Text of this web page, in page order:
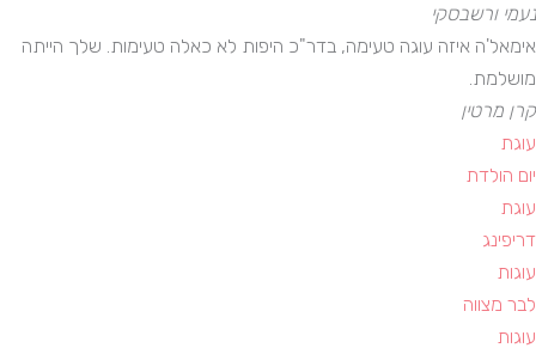
נעמי ורשבסקי
אימאל'ה איזה עוגה טעימה, בדר"כ היפות לא כאלה טעימות. שלך הייתה
מושלמת.
קרן מרטין
עוגת
יום הולדת
עוגת
דריפינג
עוגות
לבר מצווה
עוגות